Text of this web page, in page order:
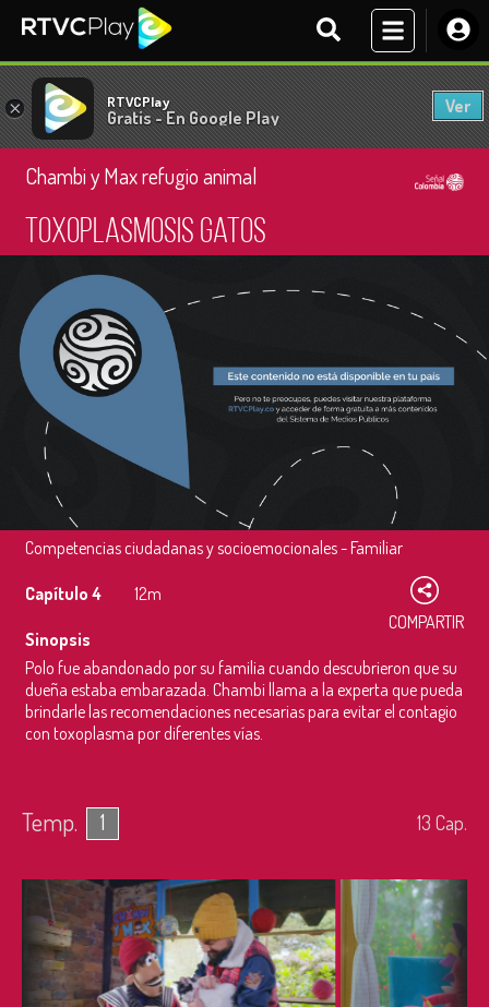
× RTVCPlay
Gratis - En Google Play
Ver
Chambi y Max refugio animal
Toxoplasmosis gatos
Competencias ciudadanas y socioemocionales - Familiar
Capítulo 4
12m
COMPARTIR
Sinopsis
Polo fue abandonado por su familia cuando descubrieron que su
dueña estaba embarazada. Chambi llama a la experta que pueda
brindarle las recomendaciones necesarias para evitar el contagio
con toxoplasma por diferentes vías.
Temp. 1 13 Cap.